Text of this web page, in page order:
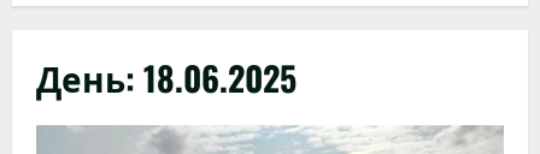
День:18.06.2025